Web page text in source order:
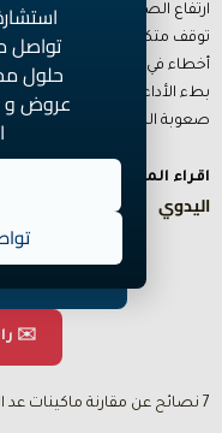
ارتفاع الصوت.
توقف متكرر أثناء العد.
أخطاء في اكتشاف التزوير.
بطء الأداء.
صعوبة الصيانة.
اقراء المزيد عن :
كيف
اليدوي
✉️
7 نصائح عن مقارنة ماكينات عد النقود
تواصل
حلول
عروض